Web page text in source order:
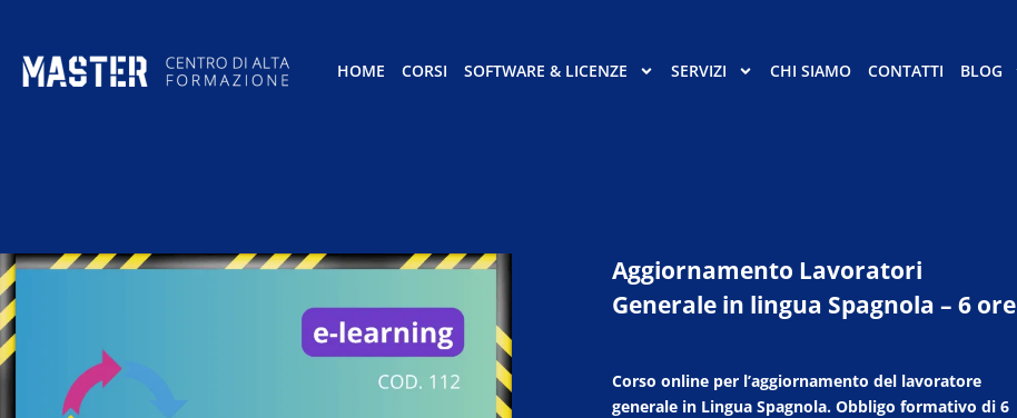
HOME CORSI SOFTWARE & LICENZE SERVIZI CHI SIAMO CONTATTI BLOG
Aggiornamento Lavoratori
Generale in lingua Spagnola – 6 ore
Corso online per l’aggiornamento del lavoratore
generale in Lingua Spagnola. Obbligo formativo di 6